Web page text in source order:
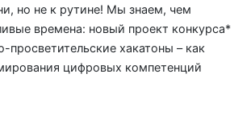
но не к рутине! Мы знаем, чем
времена: новый проект конкурса*
просветительские хакатоны – как
цифровых компетенций